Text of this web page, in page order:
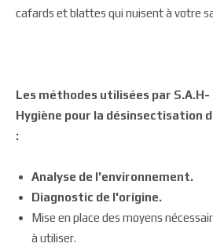
cafards et blattes qui nuisent à votre
Les méthodes utilisées par
Hygiène pour la désinsectisation
:
Analyse de l'environnement.
Diagnostic de l'origine.
Mise en place des moyens
à utiliser.